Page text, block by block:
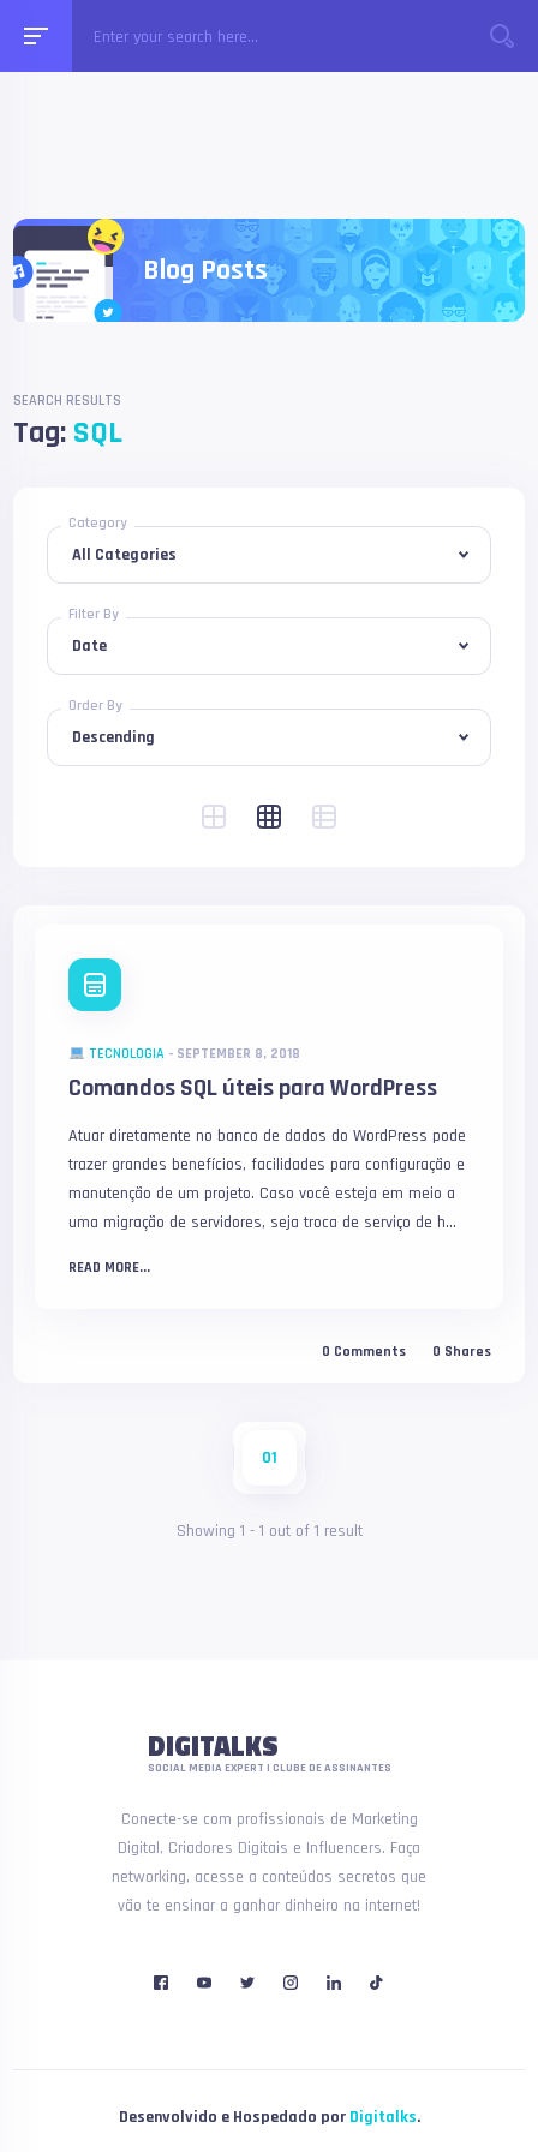
Blog Posts
SEARCH RESULTS
Tag: SQL
Category
Filter By
Order By
TECNOLOGIA- SEPTEMBER 8, 2018
Comandos SQL úteis para WordPress
Atuar diretamente no banco de dados do WordPress pode
trazer grandes benefícios, facilidades para configuração e
manutenção de um projeto. Caso você esteja em meio a
uma migração de servidores, seja troca de serviço de h...
READ MORE...
0 Comments 0 Shares
01
Showing 1 - 1 out of 1 result
DIGITALKS
SOCIAL MEDIA EXPERT | CLUBE DE ASSINANTES
Conecte-se com profissionais de Marketing
Digital, Criadores Digitais e Influencers. Faça
networking, acesse a conteúdos secretos que
vão te ensinar a ganhar dinheiro na internet!
Desenvolvido e Hospedado por Digitalks.